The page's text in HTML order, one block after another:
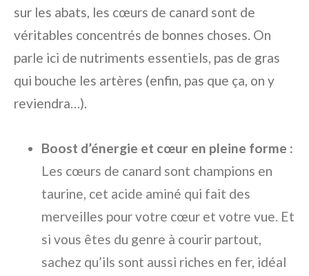
sur les abats, les cœurs de canard sont de
véritables concentrés de bonnes choses. On
parle ici de nutriments essentiels, pas de gras
qui bouche les artères (enfin, pas que ça, on y
reviendra…).
Boost d’énergie et cœur en pleine forme :
Les cœurs de canard sont champions en
taurine, cet acide aminé qui fait des
merveilles pour votre cœur et votre vue. Et
si vous êtes du genre à courir partout,
sachez qu’ils sont aussi riches en fer, idéal